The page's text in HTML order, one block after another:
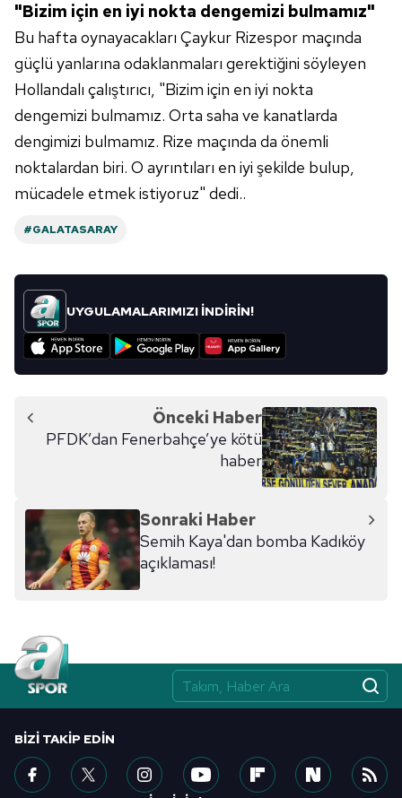
"Bizim için en iyi nokta dengemizi bulmamız"
Bu hafta oynayacakları Çaykur Rizespor maçında
güçlü yanlarına odaklanmaları gerektiğini söyleyen
Hollandalı çalıştırıcı, "Bizim için en iyi nokta
dengemizi bulmamız. Orta saha ve kanatlarda
dengimizi bulmamız. Rize maçında da önemli
noktalardan biri. O ayrıntıları en iyi şekilde bulup,
mücadele etmek istiyoruz" dedi..
#GALATASARAY
UYGULAMALARIMIZI İNDİRİN!
Önceki Haber
PFDK’dan Fenerbahçe’ye kötü
haber
Sonraki Haber
Semih Kaya'dan bomba Kadıköy
açıklaması!
BIZI TAKIP EDIN